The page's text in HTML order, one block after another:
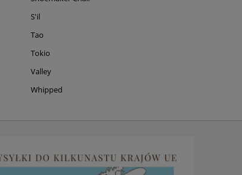
S'il
Tao
Tokio
Valley
Whipped